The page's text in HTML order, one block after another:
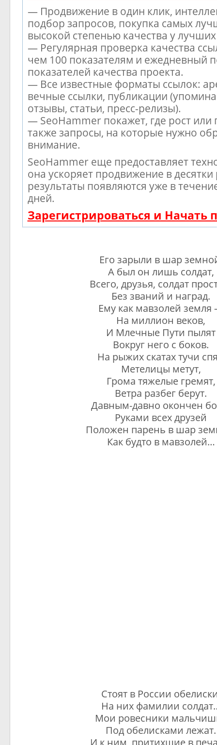
— Продвижение в один клик,
подбор запросов, покупка самых
высокой степенью качества у
— Регулярная проверка качества
чем 100 показателям и ежедневный
показателей качества проекта.
— Все известные форматы ссылок:
вечные ссылки, публикации
отзывы, статьи, пресс-релизы).
— SeoHammer покажет, где рост или
также запросы, на которые нужно
внимание.
SeoHammer еще предоставляет
она ускоряет продвижение в
результаты появляются уже в
дней.
Зарегистрироваться и Начать
Его зарыли в шар
А был он лишь солдат,
Всего, друзья, солдат
Без званий и наград.
Ему как мавзолей
На миллион веков,
И Млечные Пути пылят
Вокруг него с боков.
На рыжих скатах тучи
Метелицы метут,
Грома тяжелые гремят,
Ветра разбег берут.
Давным-давно окончен
Руками всех друзей
Положен парень в шар
Как будто в мавзолей…
Стоят в России
На них фамилии
Мои ровесники
Под обелисками лежат.